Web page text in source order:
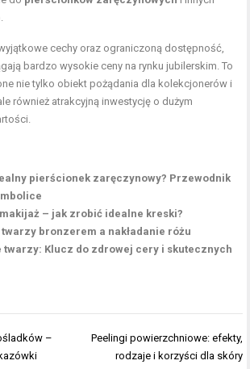
cechy oraz ograniczoną dostępność,
bardzo wysokie ceny na rynku jubilerskim. To
nie tylko obiekt pożądania dla kolekcjonerów i
również atrakcyjną inwestycję o dużym
pierścionek zaręczynowy? Przewodnik
– jak zrobić idealne kreski?
bronzerem a nakładanie różu
twarzy: Klucz do zdrowej cery i skutecznych
–
Peelingi powierzchniowe: efekty,
rodzaje i korzyści dla skóry